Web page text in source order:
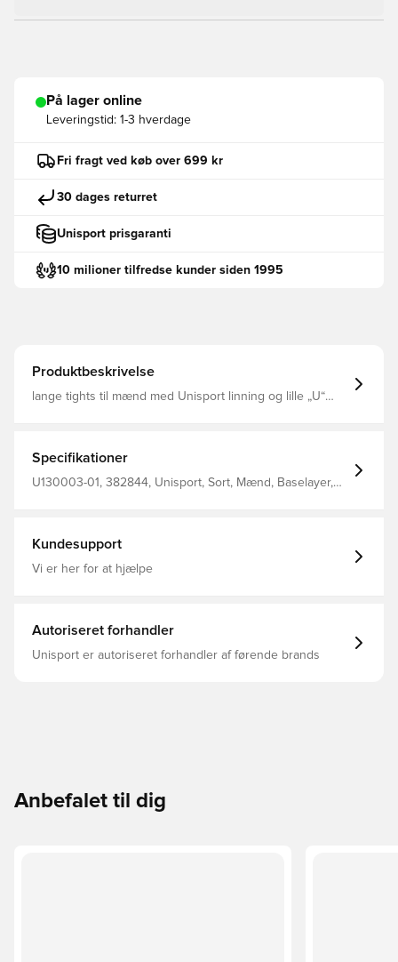
På lager online
Leveringstid: 1-3 hverdage
Fri fragt ved køb over 699 kr
30 dages returret
Unisport prisgaranti
10 milioner tilfredse kunder siden 1995
Produktbeskrivelse
lange tights til mænd med Unisport linning og lille „U“
Specifikationer
U130003-01, 382844, Unisport, Sort, Mænd, Baselayer,
Kundesupport
Vi er her for at hjælpe
Autoriseret forhandler
Unisport er autoriseret forhandler af førende brands
Anbefalet til dig